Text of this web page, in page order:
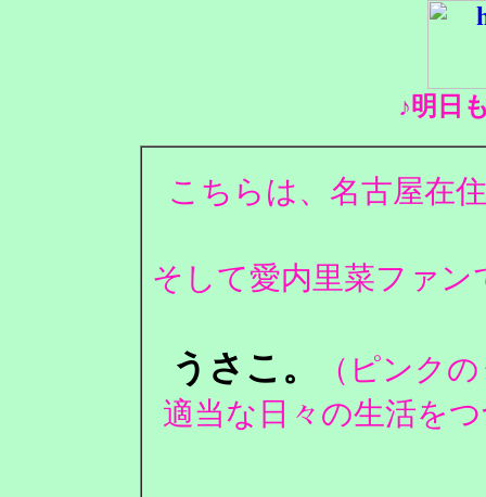
♪明日
こちらは、名古屋在
そして愛内里菜ファン
うさこ。
（ピンク
適当な日々の生活を